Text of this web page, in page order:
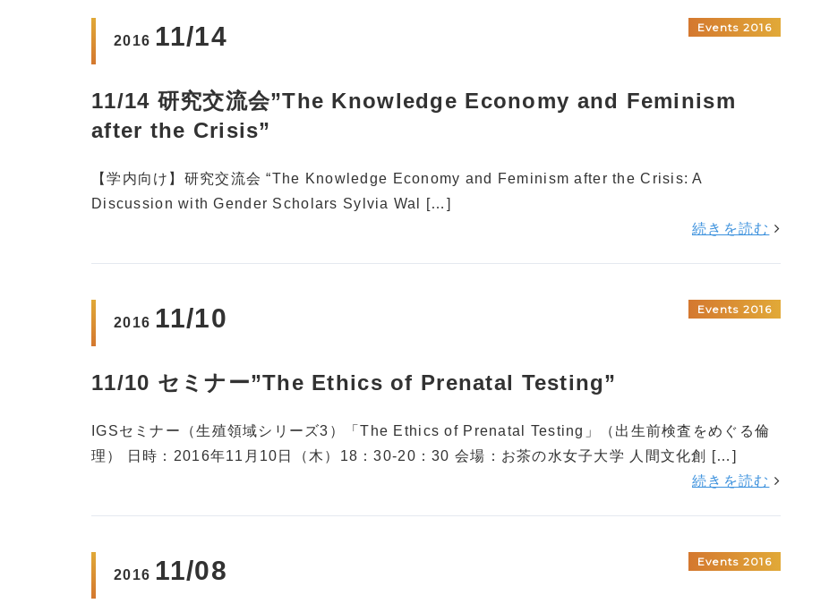
2016 11/14 Events 2016
11/14 研究交流会”The Knowledge Economy and Feminism
after the Crisis”
【学内向け】研究交流会 “The Knowledge Economy and Feminism after the Crisis: A
Discussion with Gender Scholars Sylvia Wal […]
続きを読む
2016 11/10 Events 2016
11/10 セミナー”The Ethics of Prenatal Testing”
IGSセミナー（生殖領域シリーズ3）「The Ethics of Prenatal Testing」（出生前検査をめぐる倫
理） 日時：2016年11月10日（木）18：30-20：30 会場：お茶の水女子大学 人間文化創 […]
続きを読む
2016 11/08 Events 2016